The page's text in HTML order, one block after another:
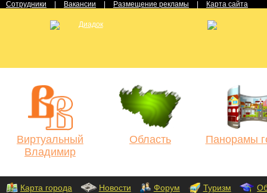
Сотрудники Вакансии Размещение рекламы Карта сайта
Виртуальный
Владимир
Область Панорамы
Карта города Новости Форум Туризм